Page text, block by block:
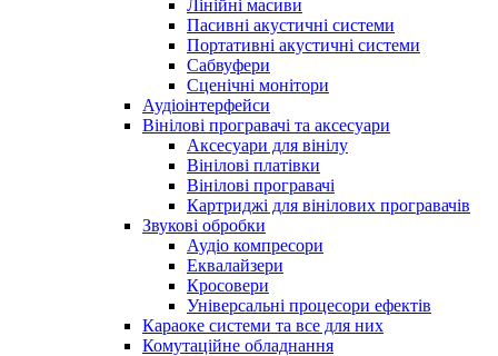
Лінійні масиви
Пасивні акустичні системи
Портативні акустичні системи
Сабвуфери
Сценічні монітори
Аудіоінтерфейси
Вінілові програвачі та аксесуари
Аксесуари для вінілу
Вінілові платівки
Вінілові програвачі
Картриджі для вінілових програвачів
Звукові обробки
Аудіо компресори
Еквалайзери
Кросовери
Універсальні процесори ефектів
Караоке системи та все для них
Комутаційне обладнання